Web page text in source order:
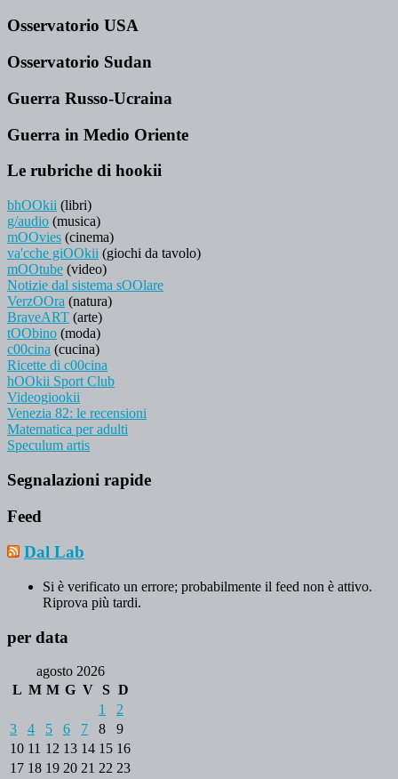
Osservatorio USA
Osservatorio Sudan
Guerra Russo-Ucraina
Guerra in Medio Oriente
Le rubriche di hookii
bhOOkii (libri)
g/audio (musica)
mOOvies (cinema)
va'cche giOOkii (giochi da tavolo)
mOOtube (video)
Notizie dal sistema sOOlare
VerzOOra (natura)
BraveART (arte)
tOObino (moda)
c00cina (cucina)
Ricette di c00cina
hOOkii Sport Club
Videogiookii
Venezia 82: le recensioni
Matematica per adulti
Speculum artis
Segnalazioni rapide
Feed
Dal Lab
Si è verificato un errore; probabilmente il feed non è attivo.
Riprova più tardi.
per data
agosto 2026
L M M G V S D
1
2
3
4 5 6 7 8
9
10 11 12 13 14 15 16
17 18 19 20 21 22 23